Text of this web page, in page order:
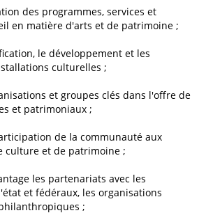
des programmes, services et
en matière d'arts et de patrimoine ;
le développement et les
culturelles ;
et groupes clés dans l'offre de
et patrimoniaux ;
de la communauté aux
culture et de patrimoine ;
les partenariats avec les
et fédéraux, les organisations
;